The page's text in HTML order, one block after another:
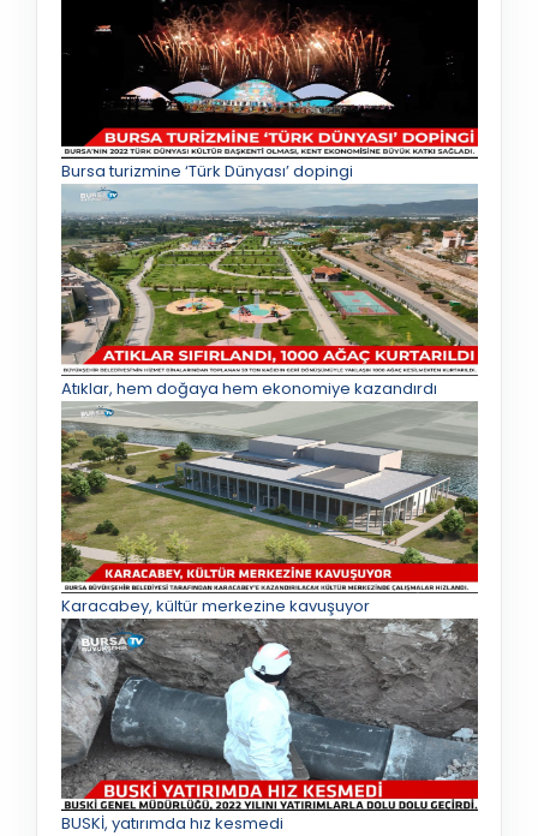
Bursa turizmine ‘Türk Dünyası’ dopingi
Atıklar, hem doğaya hem ekonomiye kazandırdı
Karacabey, kültür merkezine kavuşuyor
BUSKİ, yatırımda hız kesmedi